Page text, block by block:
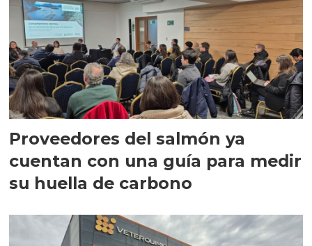
Proveedores del salmón ya
cuentan con una guía para medir
su huella de carbono